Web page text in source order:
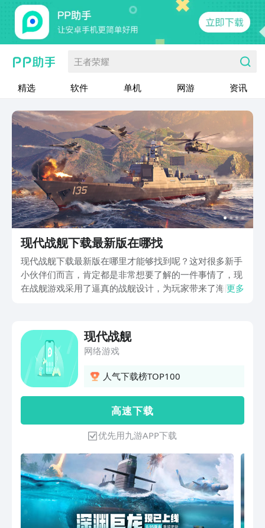
王者荣耀
精选 软件 单机 网游 资讯
现代战舰下载最新版在哪找
现代战舰下载最新版在哪里才能够找到呢？这对很多新手
小伙伴们而言，肯定都是非常想要了解的一件事情了，现
在战舰游戏采用了逼真的战舰设计，为玩家带来了海陆空
哦~
更多
现代战舰
网络游戏
人气下载榜TOP100
高 速 下 载
优先用九游APP下载